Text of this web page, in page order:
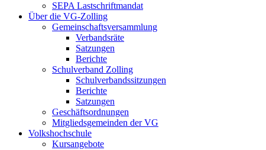
SEPA Lastschriftmandat
Über die VG-Zolling
Gemeinschaftsversammlung
Verbandsräte
Satzungen
Berichte
Schulverband Zolling
Schulverbandssitzungen
Berichte
Satzungen
Geschäftsordnungen
Mitgliedsgemeinden der VG
Volkshochschule
Kursangebote